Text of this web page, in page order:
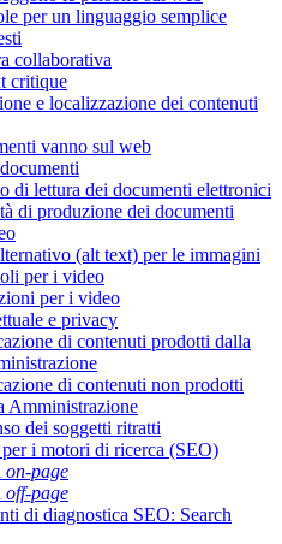
per un linguaggio semplice
collaborativa
critique
e localizzazione dei contenuti
vanno sul web
di lettura dei documenti elettronici
di produzione dei documenti
(alt text) per le immagini
per i video
per i video
e privacy
di contenuti prodotti dalla
di contenuti non prodotti
Amministrazione
dei soggetti ritratti
i motori di ricerca (SEO)
on-page
off-page
di diagnostica SEO: Search